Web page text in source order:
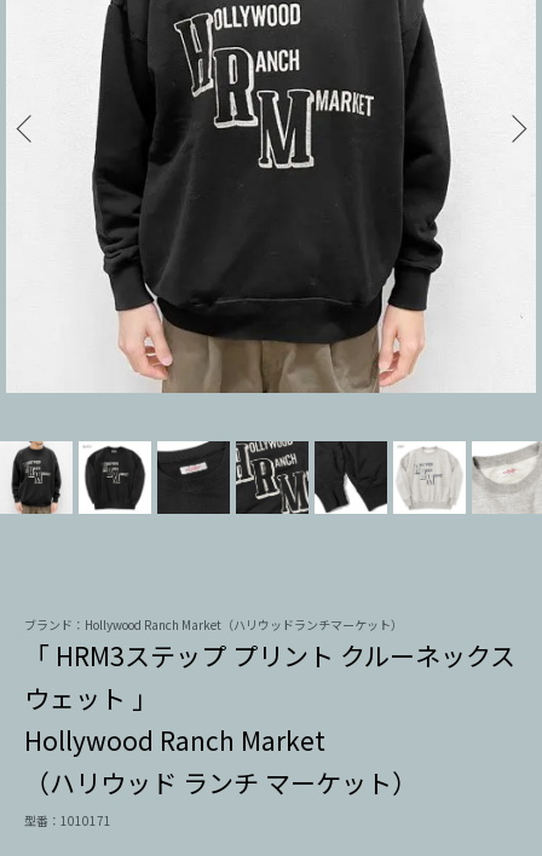
ブランド：Hollywood Ranch Market（ハリウッドランチマーケット）
「 HRM3ステップ プリント クルーネックス
ウェット 」
Hollywood Ranch Market
（ハリウッド ランチ マーケット）
型番：1010171